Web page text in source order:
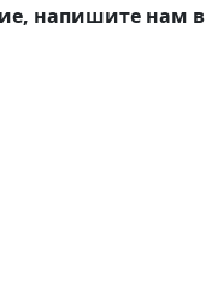
напишите нам в